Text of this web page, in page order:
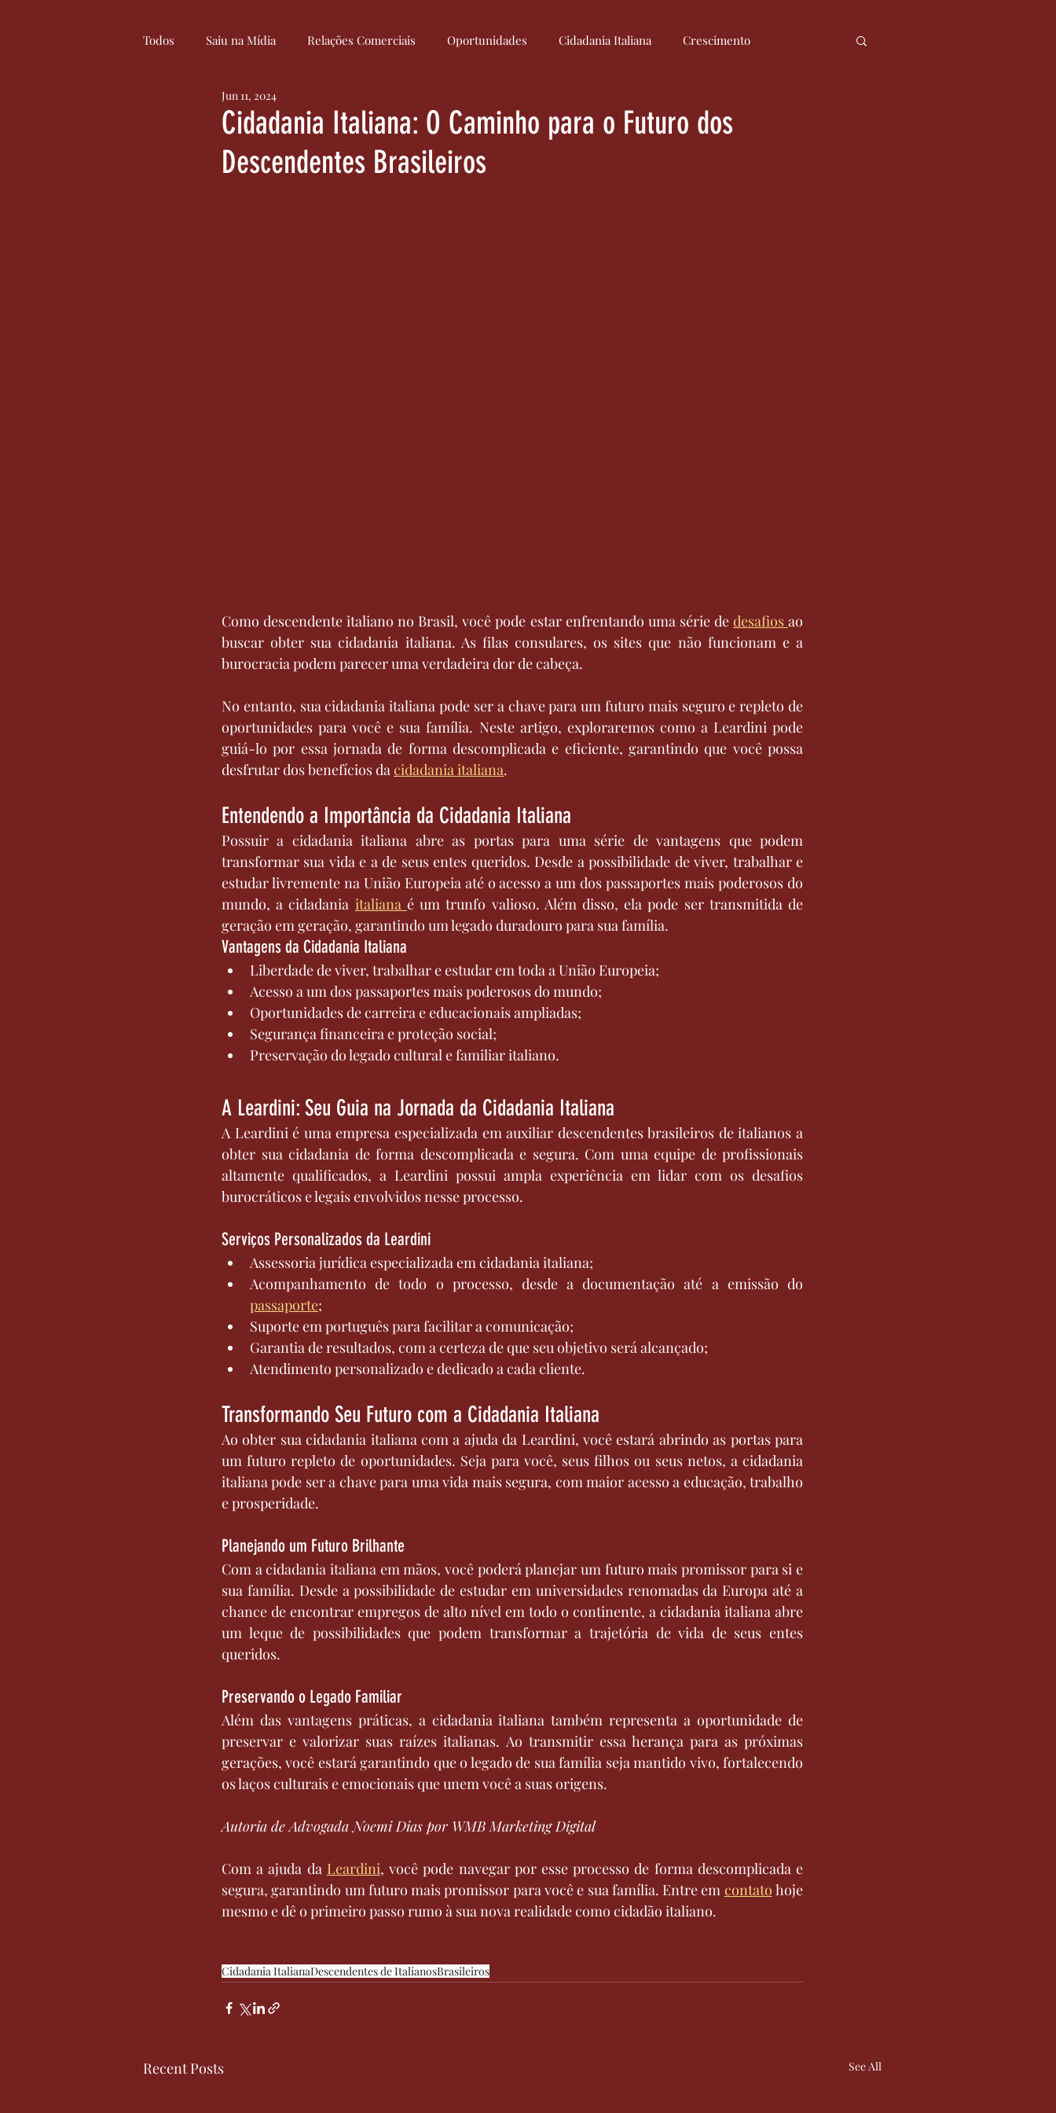
Todos Saiu na Mídia Relações Comerciais Oportunidades Cidadania Italiana Crescimento
Curiosidades Cultura
Inovação
Cidadania Italiana: O Caminho para o Futuro dos
Descendentes Brasileiros
Jun 11, 2024
Como descendente italiano no Brasil, você pode estar enfrentando uma série de desafios ao
buscar obter sua cidadania italiana. As filas consulares, os sites que não funcionam e a
burocracia podem parecer uma verdadeira dor de cabeça.
No entanto, sua cidadania italiana pode ser a chave para um futuro mais seguro e repleto de
oportunidades para você e sua família. Neste artigo, exploraremos como a Leardini pode
guiá-lo por essa jornada de forma descomplicada e eficiente, garantindo que você possa
desfrutar dos benefícios da cidadania italiana.
Entendendo a Importância da Cidadania Italiana
Possuir a cidadania italiana abre as portas para uma série de vantagens que podem
transformar sua vida e a de seus entes queridos. Desde a possibilidade de viver, trabalhar e
estudar livremente na União Europeia até o acesso a um dos passaportes mais poderosos do
mundo, a cidadania italiana é um trunfo valioso. Além disso, ela pode ser transmitida de
geração em geração, garantindo um legado duradouro para sua família.
Vantagens da Cidadania Italiana
Liberdade de viver, trabalhar e estudar em toda a União Europeia;
Acesso a um dos passaportes mais poderosos do mundo;
Oportunidades de carreira e educacionais ampliadas;
Segurança financeira e proteção social;
Preservação do legado cultural e familiar italiano.
A Leardini: Seu Guia na Jornada da Cidadania Italiana
A Leardini é uma empresa especializada em auxiliar descendentes brasileiros de italianos a
obter sua cidadania de forma descomplicada e segura. Com uma equipe de profissionais
altamente qualificados, a Leardini possui ampla experiência em lidar com os desafios
burocráticos e legais envolvidos nesse processo.
Serviços Personalizados da Leardini
Assessoria jurídica especializada em cidadania italiana;
passaporte;
Suporte em português para facilitar a comunicação;
Garantia de resultados, com a certeza de que seu objetivo será alcançado;
Atendimento personalizado e dedicado a cada cliente.
Transformando Seu Futuro com a Cidadania Italiana
Ao obter sua cidadania italiana com a ajuda da Leardini, você estará abrindo as portas para
um futuro repleto de oportunidades. Seja para você, seus filhos ou seus netos, a cidadania
italiana pode ser a chave para uma vida mais segura, com maior acesso a educação, trabalho
e prosperidade.
Planejando um Futuro Brilhante
Com a cidadania italiana em mãos, você poderá planejar um futuro mais promissor para si e
sua família. Desde a possibilidade de estudar em universidades renomadas da Europa até a
chance de encontrar empregos de alto nível em todo o continente, a cidadania italiana abre
um leque de possibilidades que podem transformar a trajetória de vida de seus entes
queridos.
Preservando o Legado Familiar
Além das vantagens práticas, a cidadania italiana também representa a oportunidade de
preservar e valorizar suas raízes italianas. Ao transmitir essa herança para as próximas
gerações, você estará garantindo que o legado de sua família seja mantido vivo, fortalecendo
os laços culturais e emocionais que unem você a suas origens.
Autoria de Advogada Noemi Dias por WMB Marketing Digital
Com a ajuda da Leardini, você pode navegar por esse processo de forma descomplicada e
segura, garantindo um futuro mais promissor para você e sua família. Entre em contato hoje
mesmo e dê o primeiro passo rumo à sua nova realidade como cidadão italiano.
Cidadania ItalianaDescendentes de ItalianosBrasileiros
Recent Posts See All